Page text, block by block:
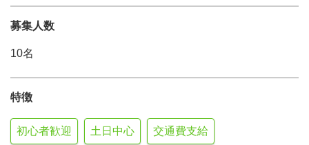
募集人数
10名
特徴
初心者歓迎 土日中心 交通費支給